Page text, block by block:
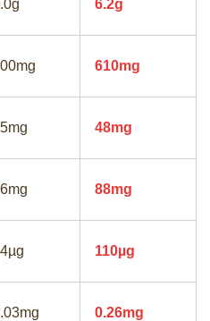
6.2g
610mg
48mg
88mg
110µg
0.26mg